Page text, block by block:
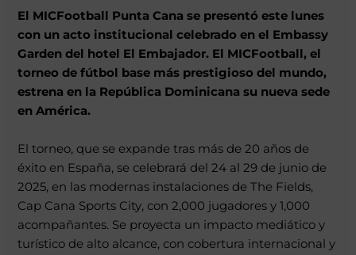
El MICFootball Punta Cana se presentó este lunes
con un acto institucional celebrado en el Embassy
Garden del hotel El Embajador. El MICFootball, el
torneo de fútbol base más prestigioso del mundo,
estrena en la República Dominicana su nueva sede
en América.
El torneo, que se expande tras más de 20 años de
éxito en España, se celebrará del 24 al 29 de junio de
2025, en las modernas instalaciones deThe Fields,
Cap Cana Sports City, con 2,000 jugadores y 1,000
acompañantes. Se proyecta un impacto mediático y
turístico de alto alcance, con cobertura internacional y